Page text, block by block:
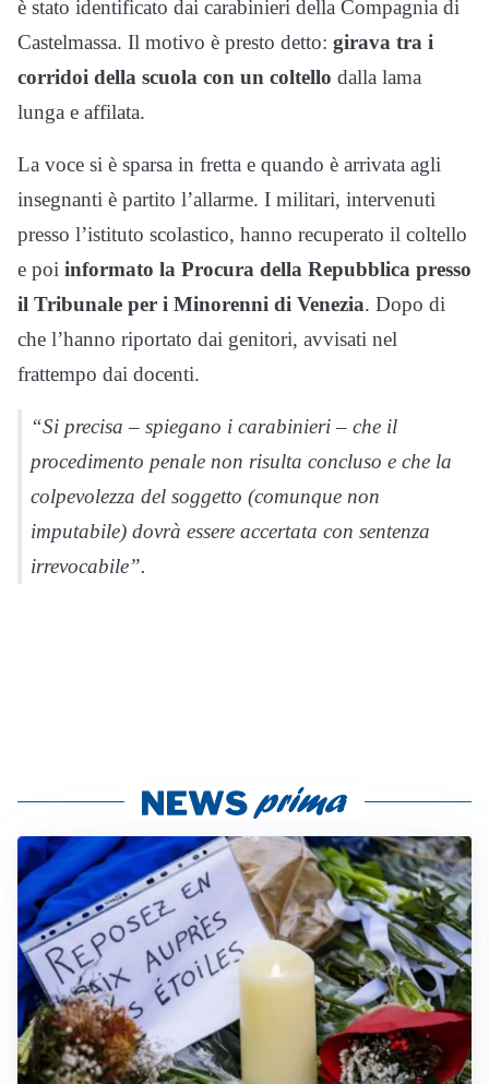
è stato identificato dai carabinieri della Compagnia di
Castelmassa. Il motivo è presto detto: girava tra i
corridoi della scuola con un coltello dalla lama
lunga e affilata.
La voce si è sparsa in fretta e quando è arrivata agli
insegnanti è partito l’allarme. I militari, intervenuti
presso l’istituto scolastico, hanno recuperato il coltello
e poi informato la Procura della Repubblica presso
il Tribunale per i Minorenni di Venezia. Dopo di
che l’hanno riportato dai genitori, avvisati nel
frattempo dai docenti.
“Si precisa – spiegano i carabinieri – che il
procedimento penale non risulta concluso e che la
colpevolezza del soggetto (comunque non
imputabile) dovrà essere accertata con sentenza
irrevocabile”.